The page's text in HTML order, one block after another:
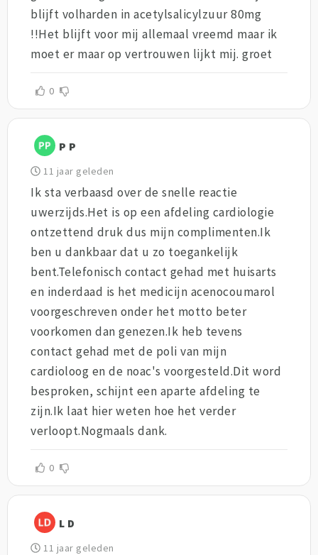
blijft volharden in acetylsalicylzuur 80mg
!!Het blijft voor mij allemaal vreemd maar ik
moet er maar op vertrouwen lijkt mij. groet
0
P P
11 jaar geleden
Ik sta verbaasd over de snelle reactie
uwerzijds.Het is op een afdeling cardiologie
ontzettend druk dus mijn complimenten.Ik
ben u dankbaar dat u zo toegankelijk
bent.Telefonisch contact gehad met huisarts
en inderdaad is het medicijn acenocoumarol
voorgeschreven onder het motto beter
voorkomen dan genezen.Ik heb tevens
contact gehad met de poli van mijn
cardioloog en de noac's voorgesteld.Dit word
besproken, schijnt een aparte afdeling te
zijn.Ik laat hier weten hoe het verder
verloopt.Nogmaals dank.
0
L D
11 jaar geleden